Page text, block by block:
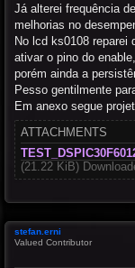
Já alterei frequência
melhorias no
No lcd ks0108 reparei
ativar o pino do
porém ainda a
Pesso gentilmente
Em anexo segue
ATTACHMENTS
(21.22 KiB)
stefan.erni
Valued Contributor